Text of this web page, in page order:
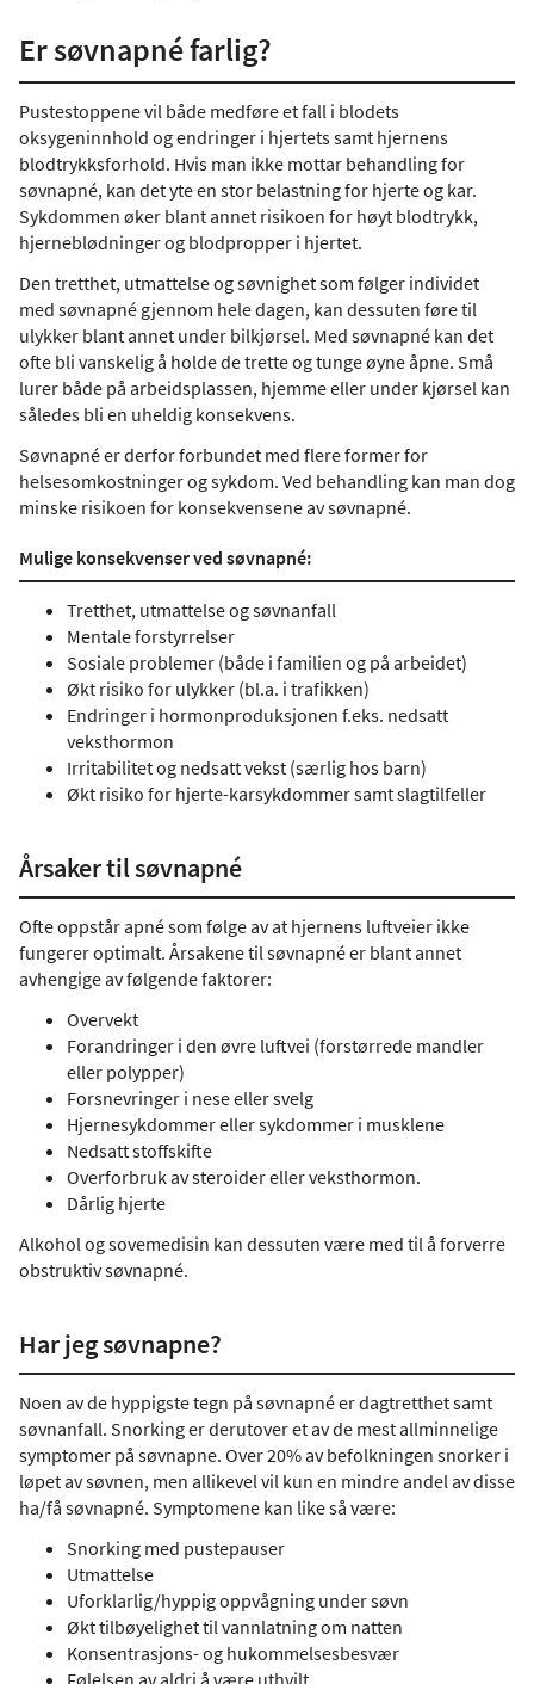
Er søvnapné farlig?
Pustestoppene vil både medføre et fall i blodets
oksygeninnhold og endringer i hjertets samt hjernens
blodtrykksforhold. Hvis man ikke mottar behandling for
søvnapné, kan det yte en stor belastning for hjerte og kar.
Sykdommen øker blant annet risikoen for høyt blodtrykk,
hjerneblødninger og blodpropper i hjertet.
Den tretthet, utmattelse og søvnighet som følger individet
med søvnapné gjennom hele dagen, kan dessuten føre til
ulykker blant annet under bilkjørsel. Med søvnapné kan det
ofte bli vanskelig å holde de trette og tunge øyne åpne. Små
lurer både på arbeidsplassen, hjemme eller under kjørsel kan
således bli en uheldig konsekvens.
Søvnapné er derfor forbundet med flere former for
helsesomkostninger og sykdom. Ved behandling kan man dog
minske risikoen for konsekvensene av søvnapné.
Mulige konsekvenser ved søvnapné:
Tretthet, utmattelse og søvnanfall
Mentale forstyrrelser
Sosiale problemer (både i familien og på arbeidet)
Økt risiko for ulykker (bl.a. i trafikken)
Endringer i hormonproduksjonen f.eks. nedsatt
veksthormon
Irritabilitet og nedsatt vekst (særlig hos barn)
Økt risiko for hjerte-karsykdommer samt slagtilfeller
Årsaker til søvnapné
Ofte oppstår apné som følge av at hjernens luftveier ikke
fungerer optimalt. Årsakene til søvnapné er blant annet
avhengige av følgende faktorer:
Overvekt
Forandringer i den øvre luftvei (forstørrede mandler
eller polypper)
Forsnevringer i nese eller svelg
Hjernesykdommer eller sykdommer i musklene
Nedsatt stoffskifte
Overforbruk av steroider eller veksthormon.
Dårlig hjerte
Alkohol og sovemedisin kan dessuten være med til å forverre
obstruktiv søvnapné.
Har jeg søvnapne?
Noen av de hyppigste tegn på søvnapné er dagtretthet samt
søvnanfall. Snorking er derutover et av de mest allminnelige
symptomer på søvnapne. Over 20% av befolkningen snorker i
løpet av søvnen, men allikevel vil kun en mindre andel av disse
ha/få søvnapné. Symptomene kan like så være:
Snorking med pustepauser
Utmattelse
Uforklarlig/hyppig oppvågning under søvn
Økt tilbøyelighet til vannlatning om natten
Konsentrasjons- og hukommelsesbesvær